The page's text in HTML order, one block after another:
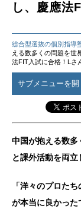
し、慶應法
総合型選抜の個別指導
える数多くの問題を世
法FIT入試に合格！Lさ
サブメニューを開
中国が抱える数多
と課外活動を両立
「洋々のプロた
が本当に良かった